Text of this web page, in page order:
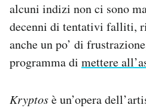
alcuni indizi non ci sono
decenni di tentativi falliti,
anche un po’ di
programma di mettere
Kryptosè un’opera